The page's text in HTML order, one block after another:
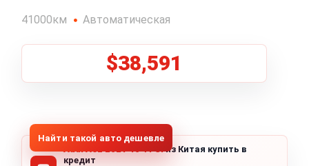
41000км Автоматическая
$38,591
Найти такой авто дешевле
Audi A6L 2021 40 TFSIиз Китая купить в
кредит